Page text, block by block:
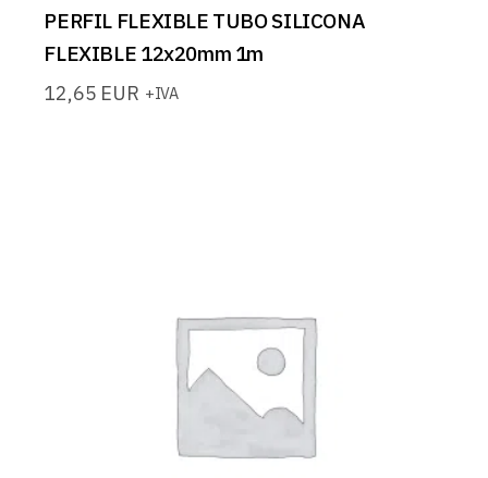
PERFIL FLEXIBLE TUBO SILICONA
FLEXIBLE 12x20mm 1m
12,65 EUR +IVA